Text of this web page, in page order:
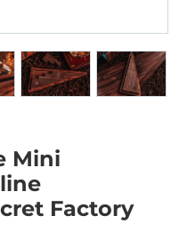
Mini
Factory